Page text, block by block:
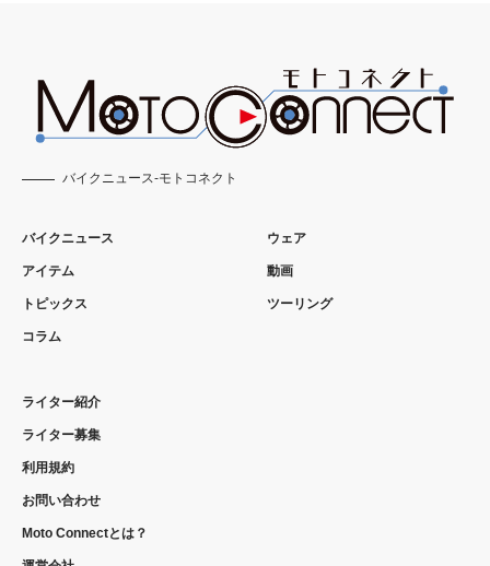
バイクニュース-モトコネクト
バイクニュース
アイテム
トピックス
コラム
ウェア
動画
ツーリング
ライター紹介
ライター募集
利用規約
お問い合わせ
Moto Connectとは？